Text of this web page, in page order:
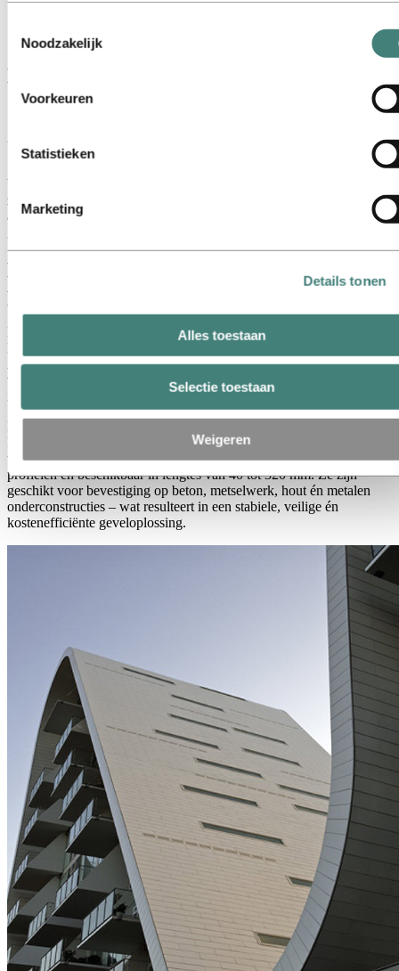
advertenties. Deze derden kunnen informatie die zij via jouw
gebruik van onze website verzamelen, combineren met
verzameld via jouw gebruik van hun diensten. De derde
is de Verwerkingsverantwoordelijke voor de
die door hun respectieve cookies worden verzameld. In de
Noodzakelijk
Voorkeuren
Statistieken
Marketing
Details tonen
Alles toestaan
Selectie toestaan
Weigeren
Medewerkers en carrières
Energy
Een partnerschap dat standhoudt, al meer
dan 25 jaar
bevestigingstechniek, maar ook in langdurige relaties met partners
zoals Hydro Extrusion. Samen ontwikkelen zij slimme
aluminiumsystemen die nieuwe maatstaven zetten in architectuur en
Duurzame samenwerking met
perspectief: Systea & Hydro
Meer dan 25 jaar lang onderhouden Systea GmbH en Hydro
Extrusion een hechte en succesvolle samenwerking. Wat begon met
Alcoa, werd na de overname van de extrusieactiviteiten naadloos
voortgezet met Hydro – gebaseerd op vertrouwen, kwaliteit en
Een treffend voorbeeld van deze samenwerking is het project
Parkeergarage Bernau, waarbij aluminium wandconsoles van Systea
werden toegepast. Deze zijn geproduceerd op basis van Hydro-
profielen en beschikbaar in lengtes van 40 tot 320 mm. Ze zijn
geschikt voor bevestiging op beton, metselwerk, hout én metalen
onderconstructies – wat resulteert in een stabiele, veilige én
kostenefficiënte geveloplossing.